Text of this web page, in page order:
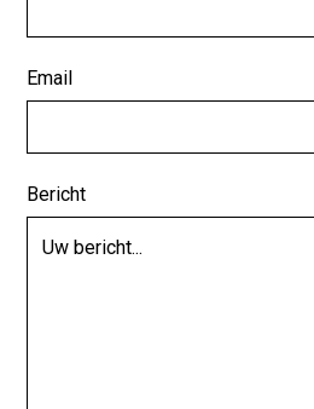
Email
Bericht